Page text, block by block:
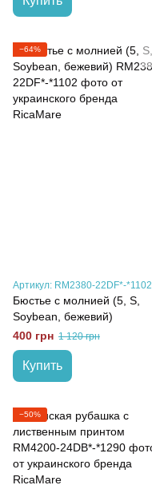
−64%
Артикул: RM2380-22DF*-*1102
Бюстье с молнией (5, S,
Soybean, бежевий)
400 грн 1 120 грн
Купить
−50%